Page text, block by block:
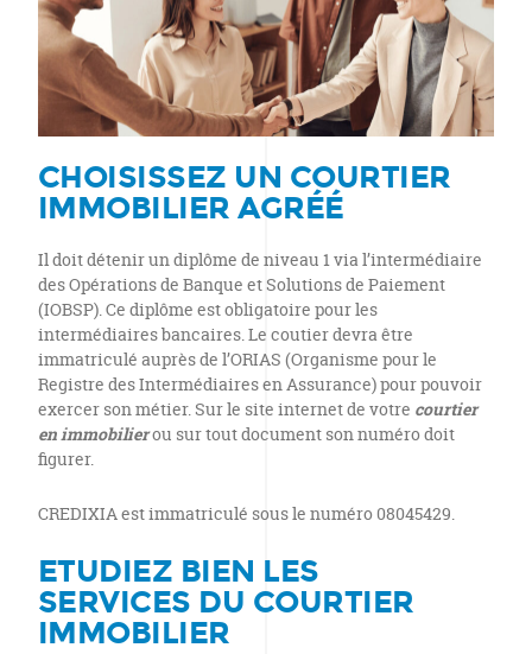
CHOISISSEZ UN COURTIER
IMMOBILIER AGRÉÉ
Il doit détenir un diplôme de niveau 1 via l’intermédiaire
des Opérations de Banque et Solutions de Paiement
(IOBSP). Ce diplôme est obligatoire pour les
intermédiaires bancaires. Le coutier devra être
immatriculé auprès de l’ORIAS (Organisme pour le
Registre des Intermédiaires en Assurance) pour pouvoir
exercer son métier. Sur le site internet de votre courtier
en immobilierou sur tout document son numéro doit
figurer.
CREDIXIA est immatriculé sous le numéro 08045429.
ETUDIEZ BIEN LES
SERVICES DU COURTIER
IMMOBILIER